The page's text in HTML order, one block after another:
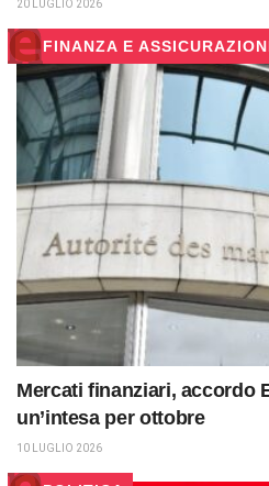
20 LUGLIO 2026
FINANZA E
Mercati finanziari, accordo
un’intesa per ottobre
10 LUGLIO 2026